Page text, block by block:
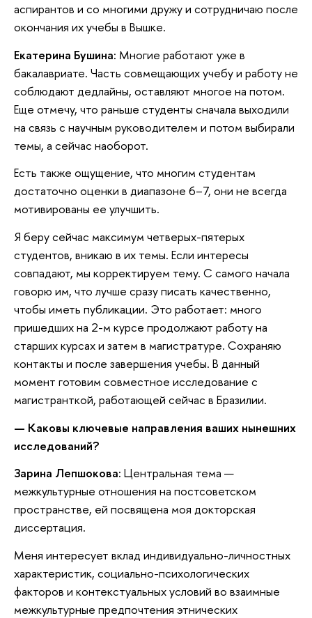
аспирантов и со многими дружу и сотрудничаю после
окончания их учебы в Вышке.
Екатерина Бушина: Многие работают уже в
бакалавриате. Часть совмещающих учебу и работу не
соблюдают дедлайны, оставляют многое на потом.
Еще отмечу, что раньше студенты сначала выходили
на связь с научным руководителем и потом выбирали
темы, а сейчас наоборот.
Есть также ощущение, что многим студентам
достаточно оценки в диапазоне 6–7, они не всегда
мотивированы ее улучшить.
Я беру сейчас максимум четверых-пятерых
студентов, вникаю в их темы. Если интересы
совпадают, мы корректируем тему. С самого начала
говорю им, что лучше сразу писать качественно,
чтобы иметь публикации. Это работает: много
пришедших на 2-м курсе продолжают работу на
старших курсах и затем в магистратуре. Сохраняю
контакты и после завершения учебы. В данный
момент готовим совместное исследование с
магистранткой, работающей сейчас в Бразилии.
— Каковы ключевые направления ваших нынешних
исследований?
Зарина Лепшокова: Центральная тема —
межкультурные отношения на постсоветском
пространстве, ей посвящена моя докторская
диссертация.
Меня интересует вклад индивидуально-личностных
характеристик, социально-психологических
факторов и контекстуальных условий во взаимные
межкультурные предпочтения этнических